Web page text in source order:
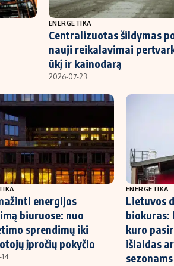
ENERGETIKA
Centralizuotas šildymas
nauji reikalavimai
ūkį ir kainodarą
2026-07-23
energijos
biuruose: nuo
sprendimų iki
įpročių pokyčio
ENERGETIKA
Lietuvos
kuro
išlaidas
sezonams